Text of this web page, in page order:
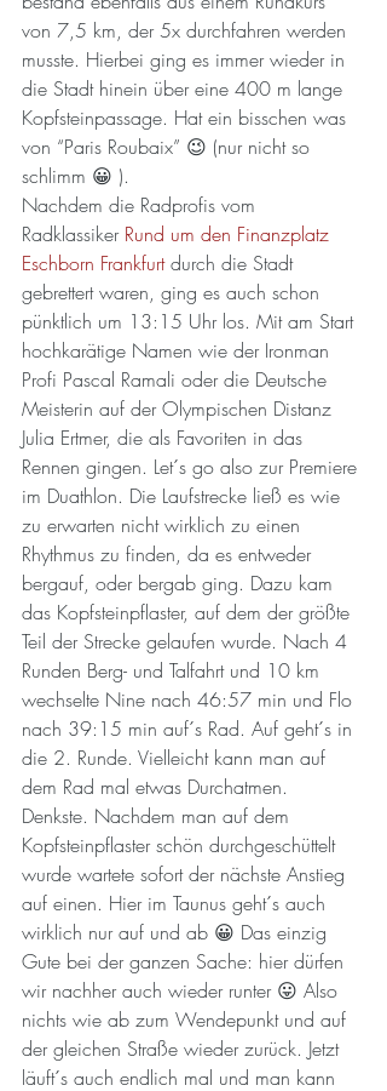
von 7,5 km, der 5x durchfahren werden
musste. Hierbei ging es immer wieder in
die Stadt hinein über eine 400 m lange
Kopfsteinpassage. Hat ein bisschen was
von “Paris Roubaix” 😉 (nur nicht so
schlimm 😀 ).
Nachdem die Radprofis vom
Radklassiker Rund um den Finanzplatz
Eschborn Frankfurt durch die Stadt
gebrettert waren, ging es auch schon
pünktlich um 13:15 Uhr los. Mit am Start
hochkarätige Namen wie der Ironman
Profi Pascal Ramali oder die Deutsche
Meisterin auf der Olympischen Distanz
Julia Ertmer, die als Favoriten in das
Rennen gingen. Let´s go also zur Premiere
im Duathlon. Die Laufstrecke ließ es wie
zu erwarten nicht wirklich zu einen
Rhythmus zu finden, da es entweder
bergauf, oder bergab ging. Dazu kam
das Kopfsteinpflaster, auf dem der größte
Teil der Strecke gelaufen wurde. Nach 4
Runden Berg- und Talfahrt und 10 km
wechselte Nine nach 46:57 min und Flo
nach 39:15 min auf´s Rad. Auf geht´s in
die 2. Runde. Vielleicht kann man auf
dem Rad mal etwas Durchatmen.
Denkste. Nachdem man auf dem
Kopfsteinpflaster schön durchgeschüttelt
wurde wartete sofort der nächste Anstieg
auf einen. Hier im Taunus geht´s auch
wirklich nur auf und ab 😀 Das einzig
Gute bei der ganzen Sache: hier dürfen
wir nachher auch wieder runter 😛 Also
nichts wie ab zum Wendepunkt und auf
der gleichen Straße wieder zurück. Jetzt
läuft´s auch endlich mal und man kann